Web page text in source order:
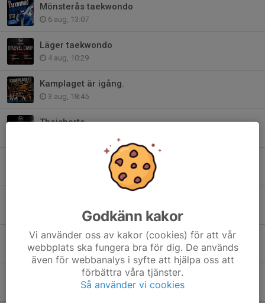
Mönsterås taekwondo
6 aug, 13:07
Läger taekwondo
4 aug, 10:29
Kamplaget är igång.
3 aug, 18:45
Thaishorts
Preliminär schema HT 2026.
18 jul, 15:26
Taekwondo! Inställt.
13 jul, 13:15
Läger taekwondo!
9 jul, 17:10
Godkänn kakor
Vi använder oss av kakor (cookies) för att vår
webbplats ska fungera bra för dig. De används
även för webbanalys i syfte att hjälpa oss att
förbättra våra tjänster.
Så använder vi cookies